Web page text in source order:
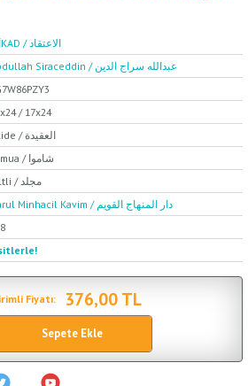
İTİKAD / الاعتقاد
Abdullah Siraceddin / عبدالله سراج الدين
/ 17x24
Akide / العقيدة
Şamua / شاموا
Ciltli / مجلد
Darul Minhacil Kavim / دار المنهاج القويم
Fiyatı: 376,00 TL
Sepete Ekle